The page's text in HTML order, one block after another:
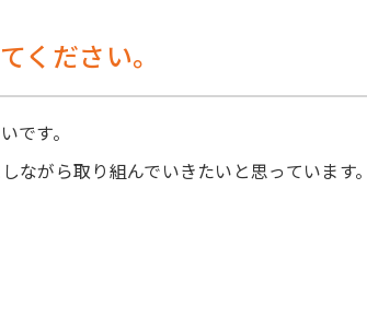
ください。
です。
ながら取り組んでいきたいと思っています